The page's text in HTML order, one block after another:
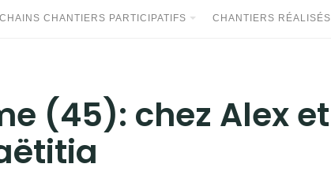
CHANTIERS PARTICIPATIFS CHANTIERS RÉALISÉS
(45): chez Alex et